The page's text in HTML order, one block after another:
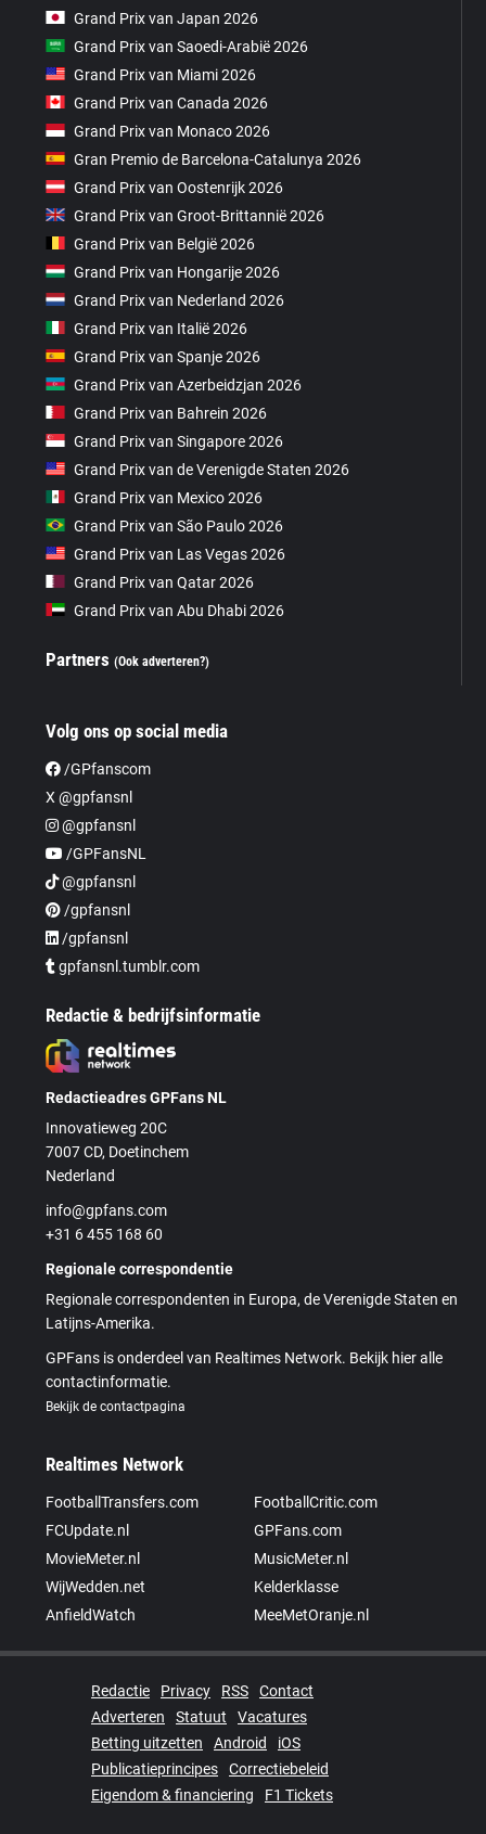
Grand Prix van Japan 2026
Grand Prix van Saoedi-Arabië 2026
Grand Prix van Miami 2026
Grand Prix van Canada 2026
Grand Prix van Monaco 2026
Gran Premio de Barcelona-Catalunya 2026
Grand Prix van Oostenrijk 2026
Grand Prix van Groot-Brittannië 2026
Grand Prix van België 2026
Grand Prix van Hongarije 2026
Grand Prix van Nederland 2026
Grand Prix van Italië 2026
Grand Prix van Spanje 2026
Grand Prix van Azerbeidzjan 2026
Grand Prix van Bahrein 2026
Grand Prix van Singapore 2026
Grand Prix van de Verenigde Staten 2026
Grand Prix van Mexico 2026
Grand Prix van São Paulo 2026
Grand Prix van Las Vegas 2026
Grand Prix van Qatar 2026
Grand Prix van Abu Dhabi 2026
Partners(Ook adverteren?)
Volg ons op social media
/GPfanscom
X @gpfansnl
@gpfansnl
/GPFansNL
@gpfansnl
/gpfansnl
/gpfansnl
gpfansnl.tumblr.com
Redactie & bedrijfsinformatie
Redactieadres GPFans NL
Innovatieweg 20C
7007 CD, Doetinchem
Nederland
info@gpfans.com
+31 6 455 168 60
Regionale correspondentie
Regionale correspondenten in Europa, de Verenigde Staten en
Latijns-Amerika.
GPFans is onderdeel van Realtimes Network. Bekijk hier alle
contactinformatie.
Bekijk de contactpagina
Realtimes Network
FootballTransfers.com
FootballCritic.com
FCUpdate.nl
GPFans.com
MovieMeter.nl
MusicMeter.nl
WijWedden.net
Kelderklasse
AnfieldWatch
MeeMetOranje.nl
Redactie Privacy RSS
Contact
Adverteren
Statuut
Vacatures
Betting uitzetten
Android
iOS
Publicatieprincipes
Correctiebeleid
Eigendom & financiering
F1 Tickets